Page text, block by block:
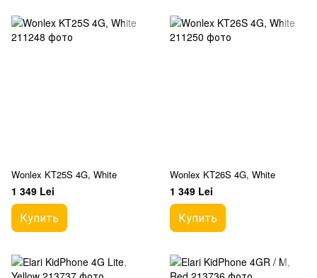
Wonlex KT25S 4G, White
1 349 Lei
Купить
Wonlex KT26S 4G, White
1 349 Lei
Купить